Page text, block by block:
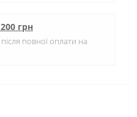
грн
повної оплати на